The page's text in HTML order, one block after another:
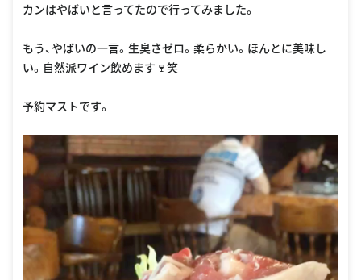
カンはやばいと言ってたので行ってみました。
もう、やばいの一言。生臭さゼロ。柔らかい。ほんとに美味し
い。自然派ワイン飲めます🍷笑
予約マストです。